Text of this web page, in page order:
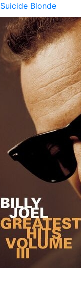
Suicide Blonde